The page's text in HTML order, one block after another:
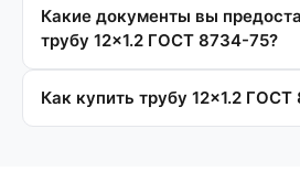
Какие документы вы
трубу 12×1.2 ГОСТ 8734-75?
Как купить трубу 12×1.2